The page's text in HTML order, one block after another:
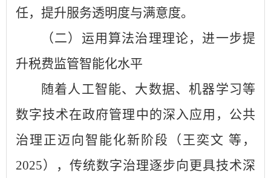
任，提升服务透明度与满意度。
（二）运用算法治理理论，进一步提
升税费监管智能化水平
随着人工智能、大数据、机器学习等
数字技术在政府管理中的深入应用，公共
治理正迈向智能化新阶段（王奕文 等，
2025），传统数字治理逐步向更具技术深